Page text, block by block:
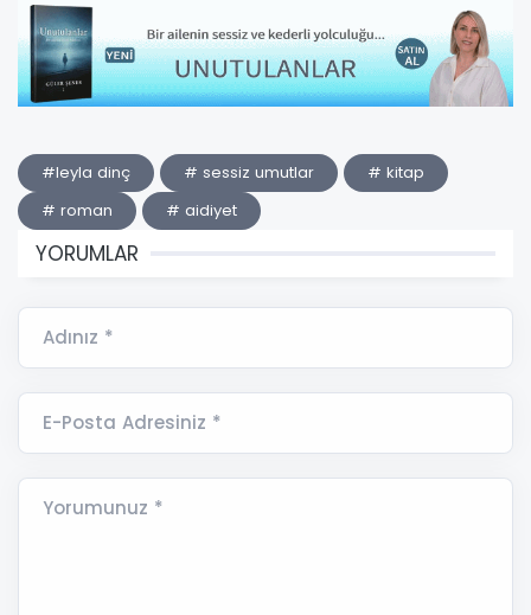
#leyla dinç # sessiz umutlar
# kitap
# roman
# aidiyet
YORUMLAR
Adınız *
E-Posta Adresiniz *
Yorumunuz *